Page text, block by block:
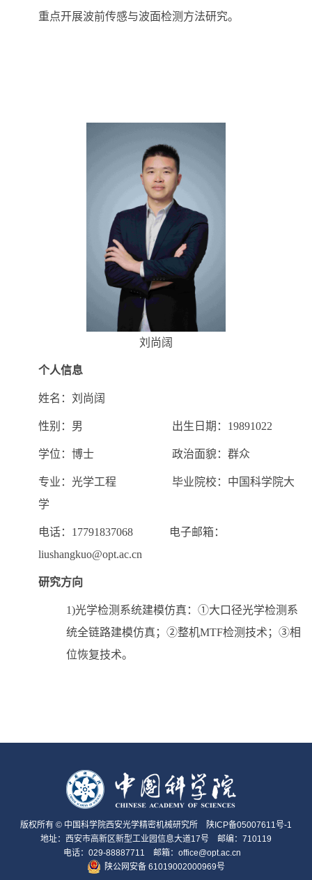
重点开展波前传感与波面检测方法研究。
刘尚阔
个人信息
姓名：刘尚阔
性别：男 出生日期：19891022
学位：博士 政治面貌：群众
专业：光学工程 毕业院校：中国科学院大
学
电话：17791837068 电子邮箱：
liushangkuo@opt.ac.cn
研究方向
1)光学检测系统建模仿真：①大口径光学检测系
统全链路建模仿真；②整机MTF检测技术；③相
位恢复技术。
版权所有 © 中国科学院西安光学精密机械研究所
陕ICP备05007611号-1
地址：西安市高新区新型工业园信息大道17号 邮编：710119
电话：029-88887711 邮箱：office@opt.ac.cn
陕公网安备 61019002000969号